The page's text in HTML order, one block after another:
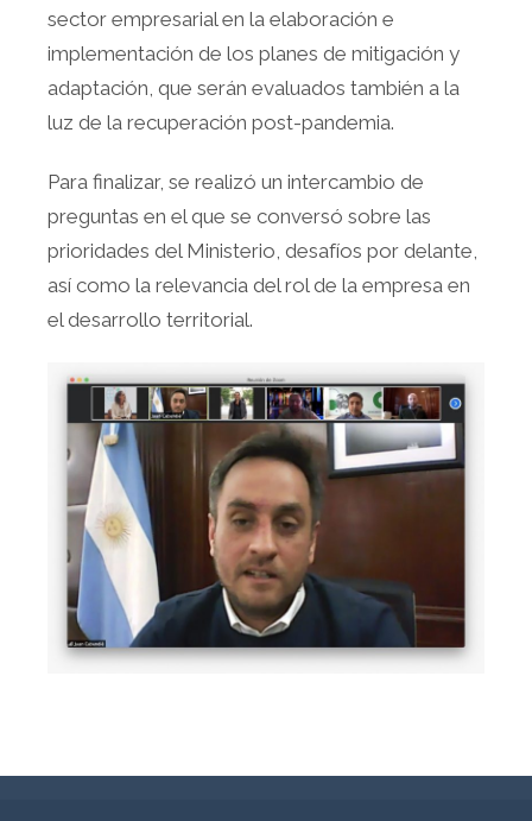
sector empresarial en la elaboración e
implementación de los planes de mitigación y
adaptación, que serán evaluados también a la
luz de la recuperación post-pandemia.
Para finalizar, se realizó un intercambio de
preguntas en el que se conversó sobre las
prioridades del Ministerio, desafíos por delante,
así como la relevancia del rol de la empresa en
el desarrollo territorial.